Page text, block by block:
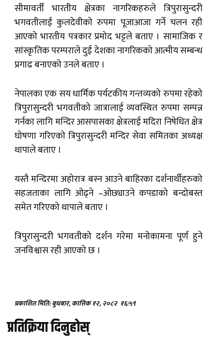
सीमावर्ती भारतीय क्षेत्रका नागरिकहरुले त्रिपुरासुन्दरी
भगवतीलाई कुलदेवीको रुपमा पूजाआजा गर्ने चलन रही
आएको भारतीय पत्रकार प्रमोद भट्टले बताए । सामाजिक र
सांस्कृतिक परम्पराले दुई देशका नागरिकको आत्मीय सम्बन्ध
प्रगाढ बनाएको उनले बताए ।
नेपालका एक सय धार्मिक पर्यटकीय गन्तव्यको रुपमा रहेको
त्रिपुरासुन्दरी भगवतीको जात्रालाई व्यवस्थित रुपमा सम्पन्न
गर्नका लागि मन्दिर आसपासका क्षेत्रलाई मदिरा निषेधित क्षेत्र
घोषणा गरिएको त्रिपुरासुन्दरी मन्दिर सेवा समितका अध्यक्ष
थापाले बताए ।
यस्तै मन्दिरमा अहोरात्र बस्न आउने बाहिरका दर्शनार्थीहरुको
सहजताका लागि ओढ्ने –ओछ्याउने कपडाको बन्दोबस्त
समेत गरिएको थापाले बताए ।
त्रिपुरासुन्दरी भगवतीको दर्शन गरेमा मनोकामना पूर्ण हुने
जनविश्वास रही आएको छ ।
प्रकाशित मिति: बुधबार, कात्तिक १२, २०८२ १६:५९
प्रतिक्रिया दिनुहोस्